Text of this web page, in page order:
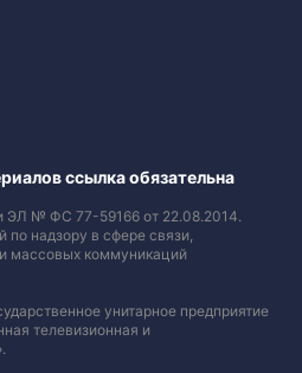
ссылка обязательна
ЭЛ № ФС 77-59166 от 22.08.2014.
надзору в сфере связи,
массовых коммуникаций
унитарное предприятие
телевизионная и